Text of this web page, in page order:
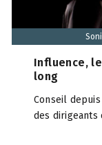
Influence,
long
Conseil
des dirigeants